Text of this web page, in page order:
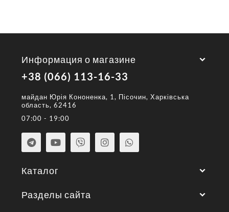
Информация о магазине
+38 (066) 113-16-33
майдан Юрія Кононенка, 1, Пісочин, Харківська
область, 62416
07:00 - 19:00
Каталог
Разделы сайта